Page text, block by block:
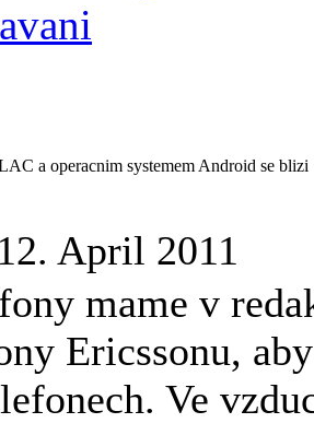
a operacnim systemem Android se blizi
April 2011
mame v
Ericssonu,
Ve